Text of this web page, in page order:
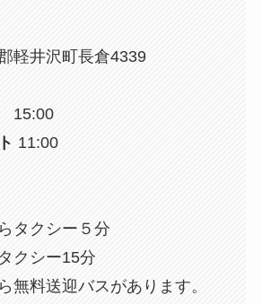
軽井沢町長倉4339
11:00
タクシー５分
クシー15分
無料送迎バスがあります。